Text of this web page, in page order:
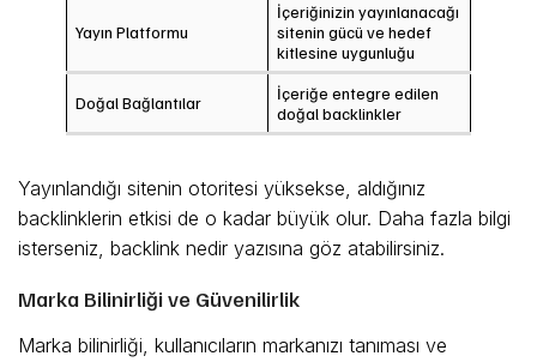
Yayın Platformu
İçeriğinizin yayınlanacağı
sitenin gücü ve hedef
kitlesine uygunluğu
Doğal Bağlantılar
İçeriğe entegre edilen
doğal backlinkler
Yayınlandığı sitenin otoritesi yüksekse, aldığınız
backlinklerin etkisi de o kadar büyük olur. Daha fazla bilgi
isterseniz, backlink nedir yazısına göz atabilirsiniz.
Marka Bilinirliği ve Güvenilirlik
Marka bilinirliği, kullanıcıların markanızı tanıması ve